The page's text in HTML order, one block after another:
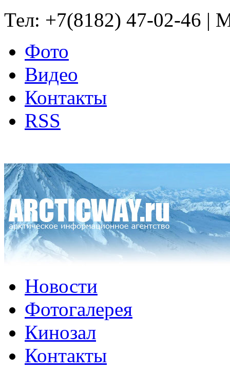
Тел: +7(8182) 47-02-46 |
Фото
Видео
Контакты
RSS
Новости
Фотогалерея
Кинозал
Контакты